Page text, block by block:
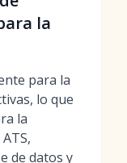
la
para la
lo que
la
de datos y